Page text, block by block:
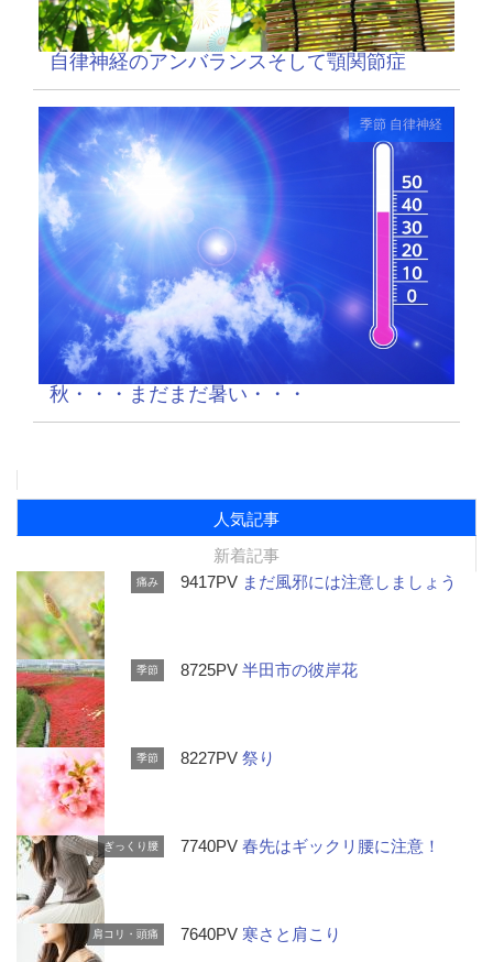
自律神経のアンバランスそして顎関節症
季節 自律神経
秋・・・まだまだ暑い・・・
人気記事
新着記事
痛み 9417PV まだ風邪には注意しましょう
季節 8725PV半田市の彼岸花
季節 8227PV祭り
ぎっくり腰 7740PV春先はギックリ腰に注意！
肩コリ・頭痛 7640PV 寒さと肩こり